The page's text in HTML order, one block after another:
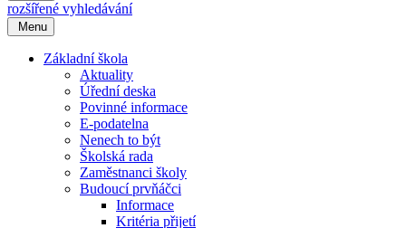
rozšířené vyhledávání
Menu
Základní škola
Aktuality
Úřední deska
Povinné informace
E-podatelna
Nenech to být
Školská rada
Zaměstnanci školy
Budoucí prvňáčci
Informace
Kritéria přijetí